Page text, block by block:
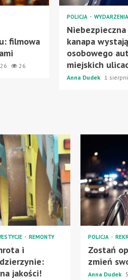
filmowa
26
POLICJA WYDARZENIA
Niebezpieczna
kanapa
osobowego
miejskich
Anna Dudek 1
REMONTY
i
jakości!
POLICJA
Zostań
zmień
Anna Dudek